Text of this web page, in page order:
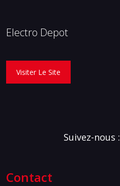
Electro Depot
Visiter Le Site
Suivez-nous :
Contact